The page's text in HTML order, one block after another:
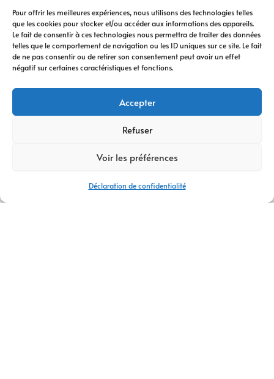
Pour offrir les meilleures expériences, nous utilisons des technologies telles
que les cookies pour stocker et/ou accéder aux informations des appareils.
Le fait de consentir à ces technologies nous permettra de traiter des données
telles que le comportement de navigation ou les ID uniques sur ce site. Le fait
de ne pas consentir ou de retirer son consentement peut avoir un effet
négatif sur certaines caractéristiques et fonctions.
Accepter
Refuser
Voir les préférences
Déclaration de confidentialité
sont conçus pour
répondre à vos
objectifs
commerciaux tout
utilisateur optimale.
d’un outil
présenter ses